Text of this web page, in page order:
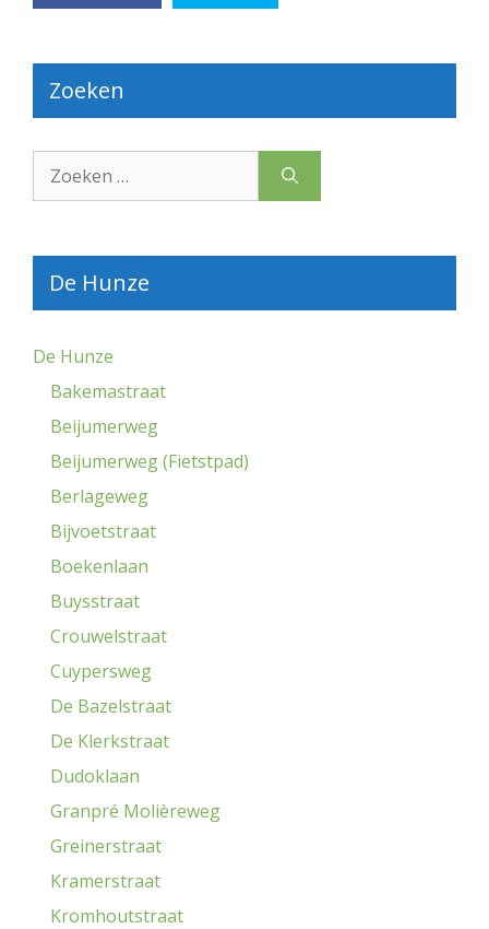
Zoeken
naar:
De Hunze
De Hunze
Bakemastraat
Beijumerweg
Beijumerweg (Fietstpad)
Berlageweg
Bijvoetstraat
Boekenlaan
Buysstraat
Crouwelstraat
Cuypersweg
De Bazelstraat
De Klerkstraat
Dudoklaan
Granpré Molièreweg
Greinerstraat
Kramerstraat
Kromhoutstraat